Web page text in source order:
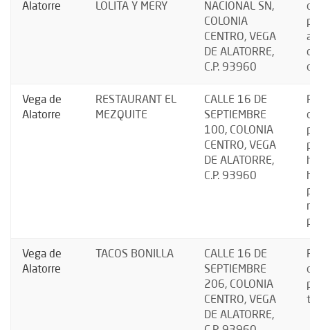
Alatorre
LOLITA Y MERY
NACIONAL SN,
COLONIA
CENTRO, VEGA
DE ALATORRE,
C.P. 93960
Vega de
Alatorre
RESTAURANT EL
MEZQUITE
CALLE 16 DE
SEPTIEMBRE
100, COLONIA
CENTRO, VEGA
DE ALATORRE,
C.P. 93960
Vega de
Alatorre
TACOS BONILLA
CALLE 16 DE
SEPTIEMBRE
206, COLONIA
CENTRO, VEGA
DE ALATORRE,